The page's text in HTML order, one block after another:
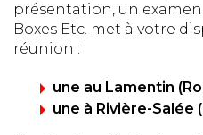
présentation, un examen
Boxes Etc. met à votre
réunion :
une au Lamentin
une à Rivière-Salée